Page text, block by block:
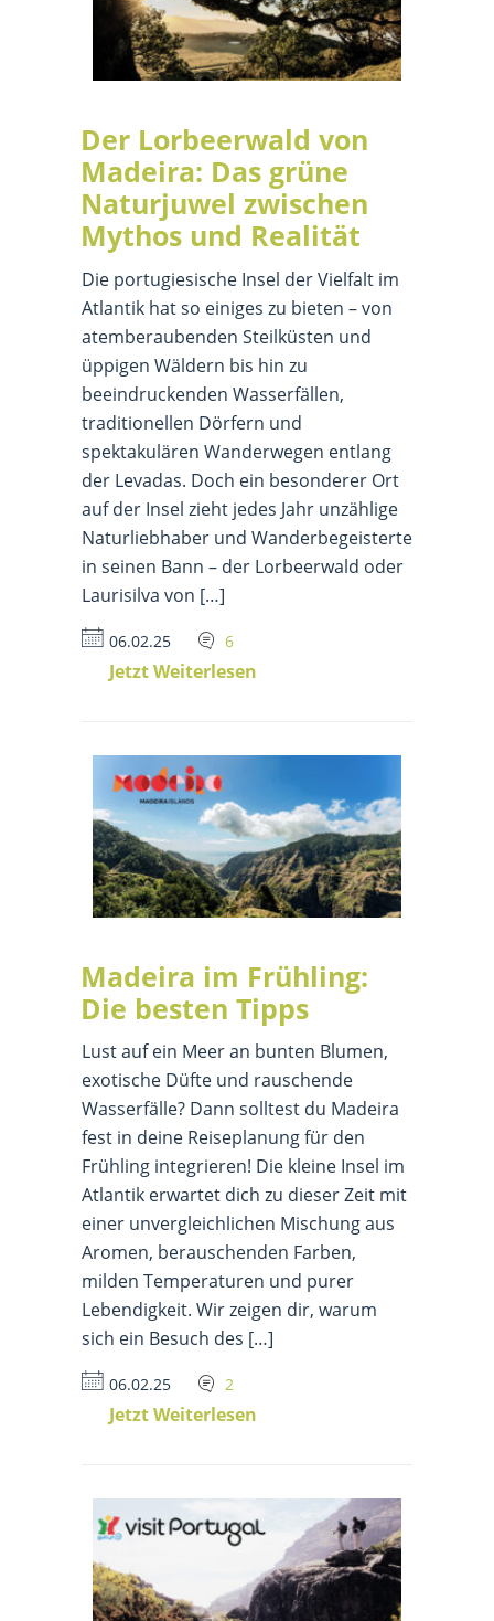
Der Lorbeerwald von
Madeira: Das grüne
Naturjuwel zwischen
Mythos und Realität
Die portugiesische Insel der Vielfalt im
Atlantik hat so einiges zu bieten – von
atemberaubenden Steilküsten und
üppigen Wäldern bis hin zu
beeindruckenden Wasserfällen,
traditionellen Dörfern und
spektakulären Wanderwegen entlang
der Levadas. Doch ein besonderer Ort
auf der Insel zieht jedes Jahr unzählige
Naturliebhaber und Wanderbegeisterte
in seinen Bann – der Lorbeerwald oder
Laurisilva von […]
06.02.25 6
Jetzt Weiterlesen
Madeira im Frühling:
Die besten Tipps
Lust auf ein Meer an bunten Blumen,
exotische Düfte und rauschende
Wasserfälle? Dann solltest du Madeira
fest in deine Reiseplanung für den
Frühling integrieren! Die kleine Insel im
Atlantik erwartet dich zu dieser Zeit mit
einer unvergleichlichen Mischung aus
Aromen, berauschenden Farben,
milden Temperaturen und purer
Lebendigkeit. Wir zeigen dir, warum
sich ein Besuch des […]
06.02.25 2
Jetzt Weiterlesen